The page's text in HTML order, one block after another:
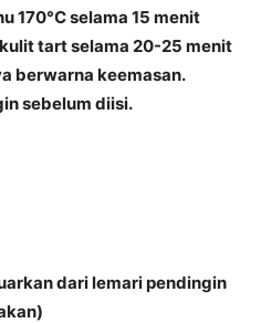
170°C selama 15 menit
tart selama 20-25 menit
berwarna keemasan.
sebelum diisi.
dari lemari pendingin